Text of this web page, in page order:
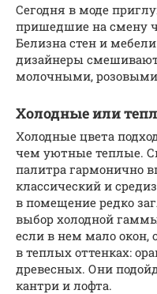
Сегодня в моде
пришедшие на смену
Белизна стен и
дизайнеры
молочными,
Холодные или
Холодные цвета
чем уютные теплые.
палитра гармонично
классический и
в помещение редко
выбор холодной
если в нем мало окон,
в теплых оттенках:
древесных. Они
кантри и лофта.